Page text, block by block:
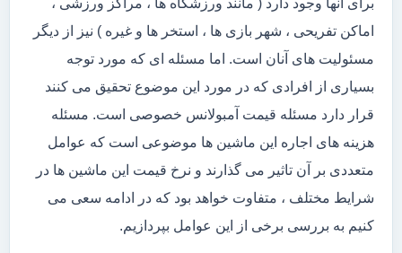
برای آنها وجود دارد ( مانند ورزشگاه ها ، مراکز ورزشی ،
اماکن تفریحی ، شهر بازی ها ، استخر ها و غیره ) نیز از دیگر
مسئولیت های آنان است. اما مسئله ای که مورد توجه
بسیاری از افرادی که در مورد این موضوع تحقیق می کنند
قرار دارد مسئله قیمت آمبولانس خصوصی است. مسئله
هزینه های اجاره این ماشین ها موضوعی است که عوامل
متعددی بر آن تاثیر می گذارند و نرخ قیمت این ماشین ها در
شرایط مختلف ، متفاوت خواهد بود که در ادامه سعی می
کنیم به بررسی برخی از این عوامل بپردازیم.